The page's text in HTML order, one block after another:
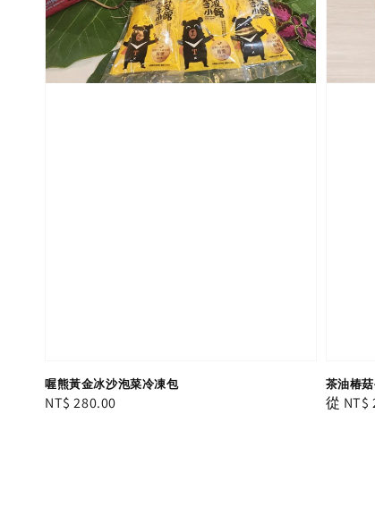
喔熊黃金冰沙泡菜冷凍包
Regular
NT$ 280.00
茶油椿
Regular
從 NT$